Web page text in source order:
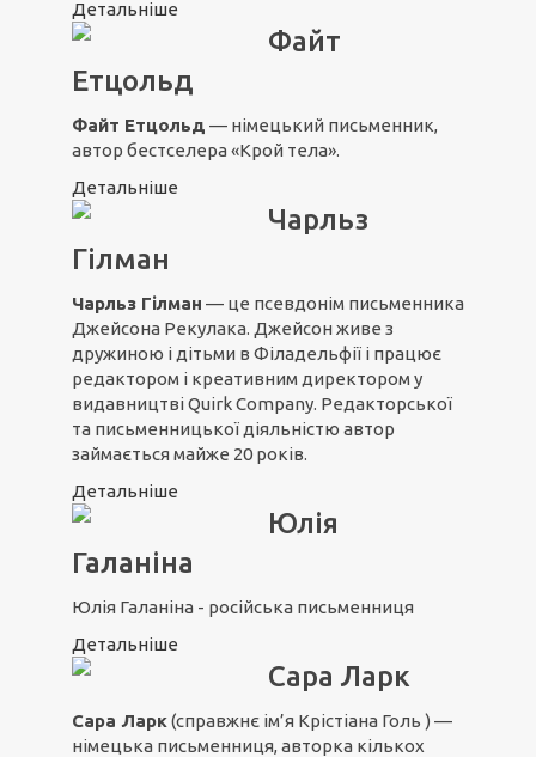
Детальніше
Файт
Етцольд
Файт Етцольд — німецький письменник,
автор бестселера «Крой тела».
Детальніше
Чарльз
Гілман
Чарльз Гілман — це псевдонім письменника
Джейсона Рекулака. Джейсон живе з
дружиною і дітьми в Філадельфії і працює
редактором і креативним директором у
видавництві Quirk Company. Редакторської
та письменницької діяльністю автор
займається майже 20 років.
Детальніше
Юлія
Галаніна
Юлія Галаніна - російська письменниця
Детальніше
Сара Ларк
Сара Ларк(справжнє ім’я Крістіана Голь ) —
німецька письменниця, авторка кількох